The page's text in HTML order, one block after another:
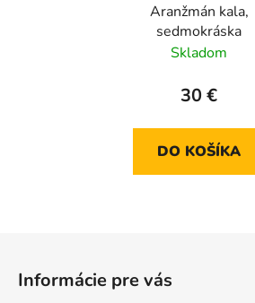
Aranžmán kala,
sedmokráska
Skladom
30 €
DO KOŠÍKA
Informácie pre vás